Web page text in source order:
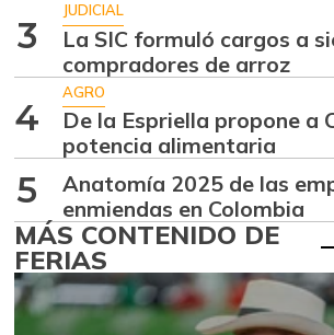
3
JUDICIAL
La SIC formuló cargos a
compradores de arroz
4
AGRO
De la Espriella propone a
potencia alimentaria
5
Anatomía 2025 de las
enmiendas en Colombia
MÁS CONTENIDO DE
FERIAS